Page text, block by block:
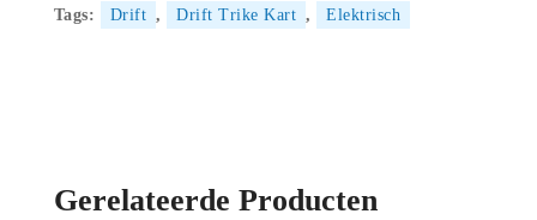
Tags: Drift , Drift Trike Kart , Elektrisch
Gerelateerde Producten